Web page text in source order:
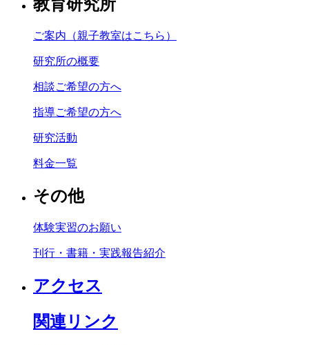
教育研究所
ご案内（親子教室はこちら）
研究所の概要
相談ご希望の方へ
指導ご希望の方へ
研究活動
料金一覧
その他
体験実習のお願い
刊行・書籍・実践報告紹介
アクセス
関連リンク